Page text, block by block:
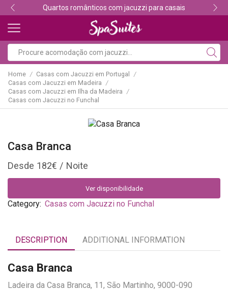
Descubra os melhores alojamentos com
Home / Casas com Jacuzzi em Portugal /
Casas com Jacuzzi em Madeira /
Casas com Jacuzzi em Ilha da Madeira /
Casas com Jacuzzi no Funchal
Casa Branca
182€
Ver disponibilidade
Category: Casas com Jacuzzi no Funchal
DESCRIPTION ADDITIONAL INFORMATION
Casa Branca
Ladeira da Casa Branca, 11, São Martinho, 9000-090